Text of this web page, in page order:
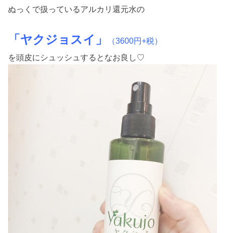
ぬっくで扱っているアルカリ還元水の
「ヤクジョスイ」
（3600円+税）
を頭皮にシュッシュするとなお良し♡